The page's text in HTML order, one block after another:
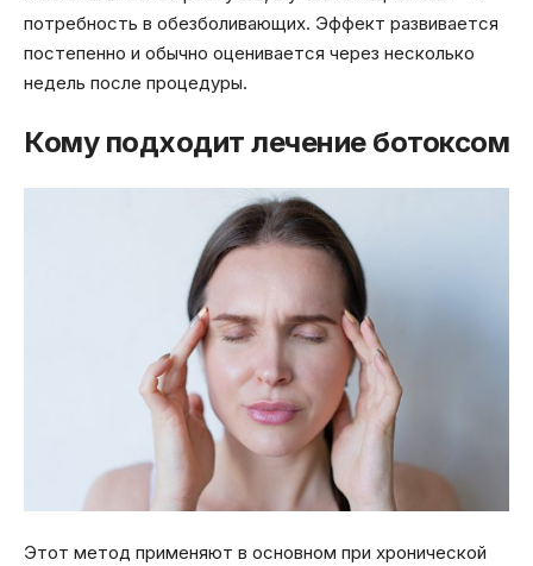
потребность в обезболивающих. Эффект развивается
постепенно и обычно оценивается через несколько
недель после процедуры.
Кому подходит лечение ботоксом
Этот метод применяют в основном при хронической